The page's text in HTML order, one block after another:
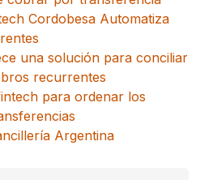
Cordobesa Automatiza
una solución para conciliar
recurrentes
para ordenar los
Argentina